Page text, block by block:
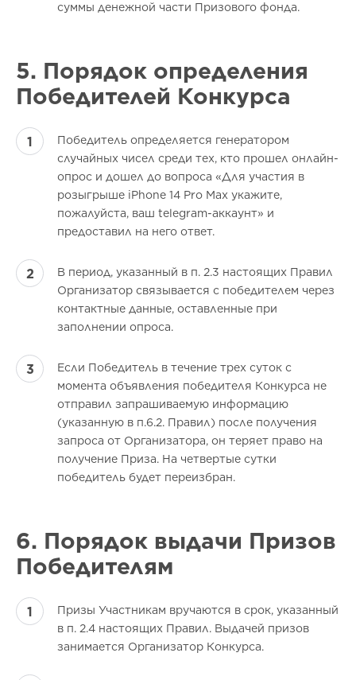
суммы денежной части Призового фонда.
5. Порядок определения
Победителей Конкурса
Победитель определяется генератором
случайных чисел среди тех, кто прошел онлайн-
опрос и дошел до вопроса «Для участия в
розыгрыше iPhone 14 Рro Мax укажите,
пожалуйста, ваш telegram-аккаунт» и
предоставил на него ответ.
В период, указанный в п. 2.3 настоящих Правил
Организатор связывается с победителем через
контактные данные, оставленные при
заполнении опроса.
Если Победитель в течение трех суток с
момента объявления победителя Конкурса не
отправил запрашиваемую информацию
(указанную в п.6.2. Правил) после получения
запроса от Организатора, он теряет право на
получение Приза. На четвертые сутки
победитель будет переизбран.
6. Порядок выдачи Призов
Победителям
Призы Участникам вручаются в срок, указанный
в п. 2.4 настоящих Правил. Выдачей призов
занимается Организатор Конкурса.